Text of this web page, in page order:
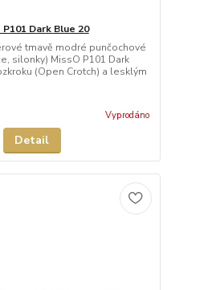
Dark Blue 20
tmavě modré punčochové
silonky) MissO P101 Dark
(Open Crotch) a lesklým
Vyprodáno
Detail